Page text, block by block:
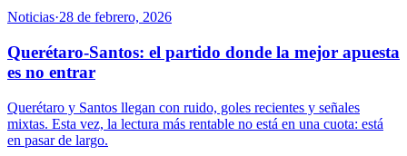
Noticias·28 de febrero, 2026
Querétaro-Santos: el partido donde la mejor apuesta
es no entrar
Querétaro y Santos llegan con ruido, goles recientes y señales
mixtas. Esta vez, la lectura más rentable no está en una cuota: está
en pasar de largo.